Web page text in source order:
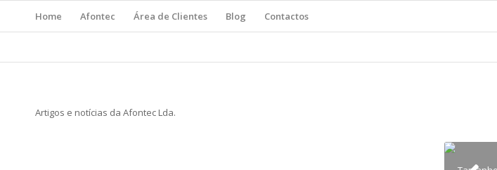
Home Afontec Área de Clientes Blog Contactos
Artigos e notícias da Afontec Lda.